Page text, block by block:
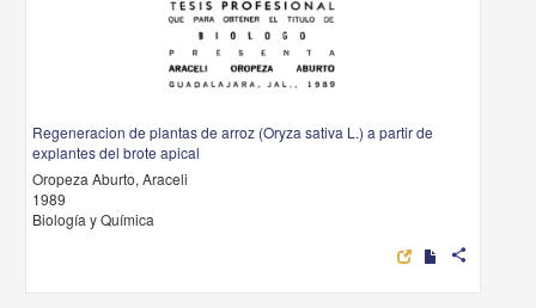
Regeneracion de plantas de arroz (Oryza sativa L.) a partir de
explantes del brote apical
Oropeza Aburto, Araceli
1989
Biología y Química
share